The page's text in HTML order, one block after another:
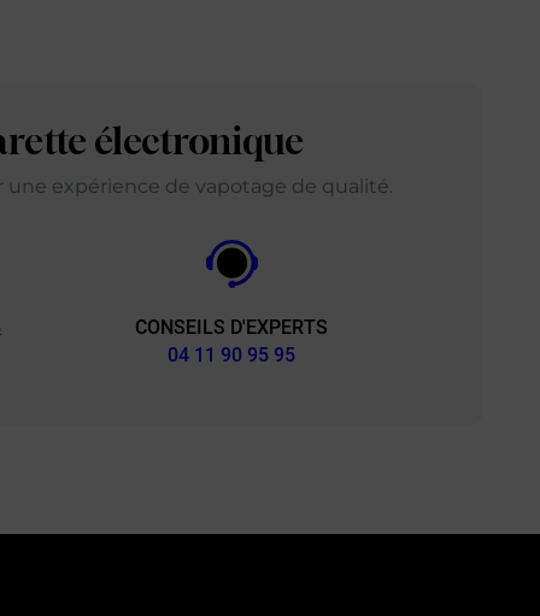
électronique
expérience de vapotage de qualité.
CONSEILS D'EXPERTS
04 11 90 95 95